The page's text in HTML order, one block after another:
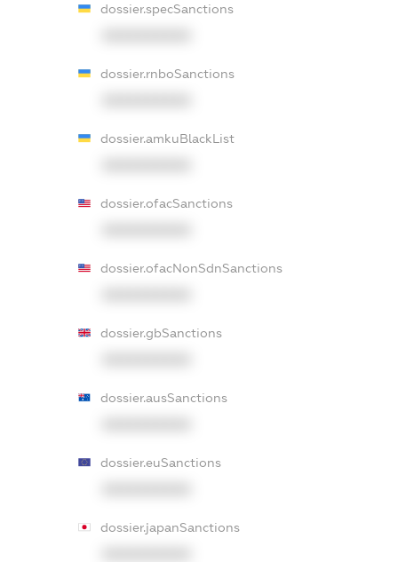
dossier.specSanctions
dossier.rnboSanctions
dossier.amkuBlackList
dossier.ofacSanctions
dossier.ofacNonSdnSanctions
dossier.gbSanctions
dossier.ausSanctions
dossier.euSanctions
dossier.japanSanctions